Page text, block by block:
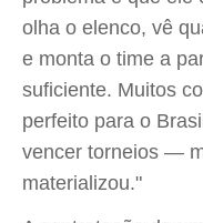
olha o elenco, vê
e monta o time a
suficiente. Muitos
perfeito para o
vencer torneios —
materializou."